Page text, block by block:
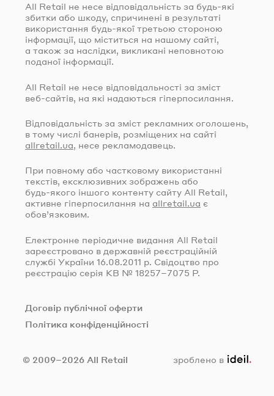
All Retail не несе відповідальність за будь-які
збитки або шкоду, спричинені в результаті
використання будь-якої третьою стороною
інформації, що міститься на нашому сайті,
а також за наслідки, викликані неповнотою
поданої інформації.
All Retail не несе відповідальності за зміст
веб-сайтів , на які надаються гіперпосилання.
Відповідальність за зміст рекламних оголошень,
в тому числі банерів, розміщених на сайті
allretail.ua, несе рекламодавець.
При повному або частковому використанні
текстів, ексклюзивних зображень або
будь-якого іншого контенту сайту All Retail,
активне гіперпосилання на allretail.ua є
обов’язковим.
Електронне періодичне видання All Retail
зареєстровано в державній реєстраційній
службі України 16.08.2011 р. Свідоцтво про
реєстрацію серія КВ № 18257–7075 Р.
Договір публічної оферти
Політика конфіденційності
© 2009–2026 All Retail зроблено в ideil.